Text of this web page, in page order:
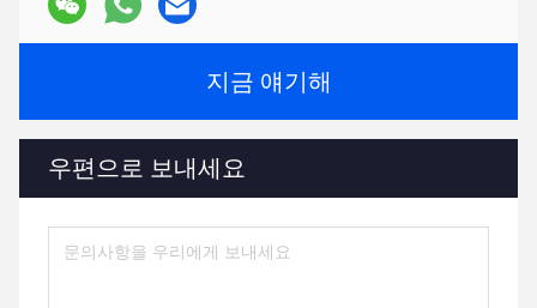
지금 얘기해
우편으로 보내세요